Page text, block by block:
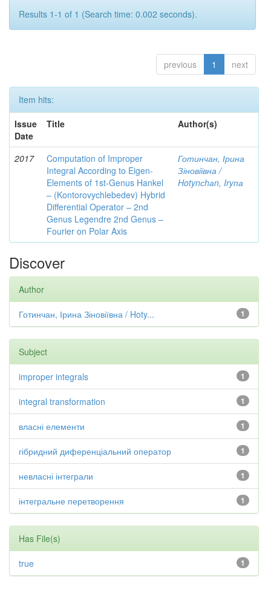
Results 1-1 of 1 (Search time: 0.002 seconds).
previous 1 next
Item hits:
Issue
Date
Title Author(s)
2017
Computation of Improper
Integral According to Eigen-
Elements of 1st-Genus Hankel
– (Kontorovychlebedev) Hybrid
Differential Operator – 2nd
Genus Legendre 2nd Genus –
Fourier on Polar Axis
Готинчан, Ірина
Зіновіївна /
Hotynсhаn, Iryпа
Discover
Author
1
Готинчан, Ірина Зіновіївна / Hoty...
Subject
1
improper integrals
1
integral transformation
1
власні елементи
1
гібридний диференціальний оператор
1
невласні інтеграли
1
інтегральне перетворення
Has File(s)
1
true